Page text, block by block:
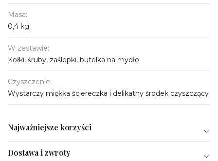
Masa:
0,4 kg
W zestawie:
Kołki, śruby, zaślepki, butelka na mydło
Czyszczenie:
Wystarczy miękka ściereczka i delikatny środek czyszczący
Najważniejsze korzyści
Dostawa i zwroty